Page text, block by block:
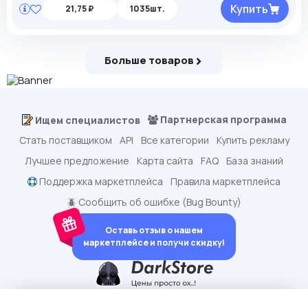
21,75 ₽ 1035шт. Купить
Больше товаров
Ищем специалистов
Партнерская программа
Стать поставщиком
API Все категории
Купить рекламу
Лучшее предложение
Карта сайта FAQ
База знаний
Поддержка маркетплейса
Правила маркетплейса
🪲 Сообщить об ошибке (Bug Bounty)
Оставь отзыв о нашем
маркетплейсе и получи скидку!